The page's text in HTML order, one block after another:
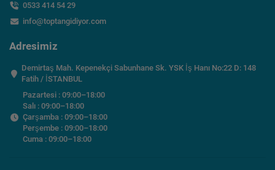
0533 414 54 29
info@toptangidiyor.com
Adresimiz
Demirtaş Mah. Kepenekçi Sabunhane Sk. YSK İş Hanı No:22 D: 148
Fatih / İSTANBUL
Pazartesi : 09:00–18:00
Salı : 09:00–18:00
Çarşamba : 09:00–18:00
Perşembe : 09:00–18:00
Cuma : 09:00–18:00